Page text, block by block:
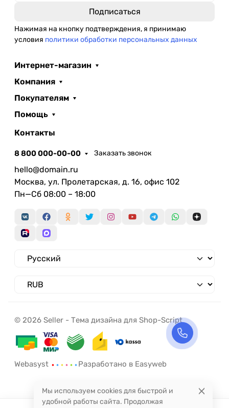
Нажимая на кнопку подтверждения, я принимаю
условия политики обработки персональных данных
Интернет-магазин
Компания
Покупателям
Помощь
Контакты
8 800 000-00-00 Заказать звонок
hello@domain.ru
Москва, ул. Пролетарская, д. 16, офис 102
Пн—Сб 08:00 – 18:00
© 2026 Seller - Тема дизайна для Shop-Script
Webasyst Разработано в Easyweb
Мы используем cookies для быстрой и
удобной работы сайта. Продолжая